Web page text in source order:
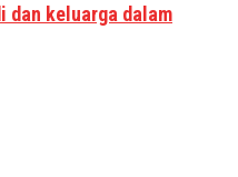
dan keluarga dalam